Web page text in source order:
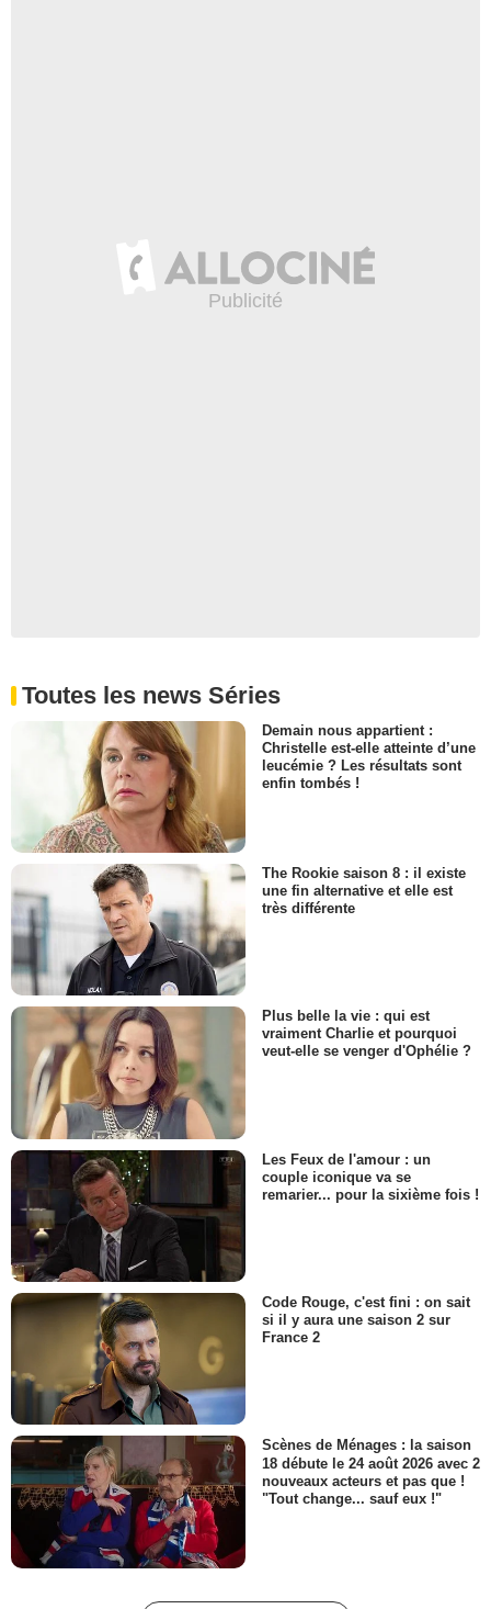
Toutes les news Séries
Demain nous appartient :
Christelle est-elle atteinte d’une
leucémie ? Les résultats sont
enfin tombés !
The Rookie saison 8 : il existe
une fin alternative et elle est
très différente
Plus belle la vie : qui est
vraiment Charlie et pourquoi
veut-elle se venger d'Ophélie ?
Les Feux de l'amour : un
couple iconique va se
remarier... pour la sixième fois !
Code Rouge, c'est fini : on sait
si il y aura une saison 2 sur
France 2
Scènes de Ménages : la saison
18 débute le 24 août 2026 avec 2
nouveaux acteurs et pas que !
"Tout change... sauf eux !"